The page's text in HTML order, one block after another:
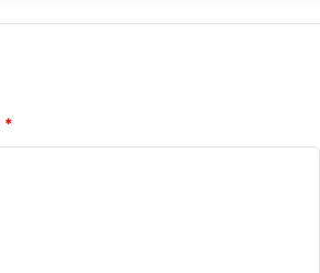
*